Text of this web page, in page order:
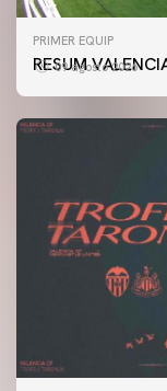
PRIMER EQUIP
RESUM
09 agosto 2026